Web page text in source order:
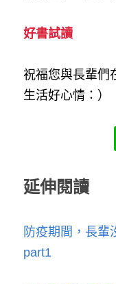
好書試讀
祝福您與長輩們
生活好心情：）
延伸閱讀
防疫期間，長輩
part1